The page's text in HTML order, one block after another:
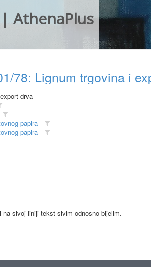
AthenaPlus
78: Lignum trgovina i
drva
papira
papira
na sivoj liniji tekst sivim odnosno bijelim.